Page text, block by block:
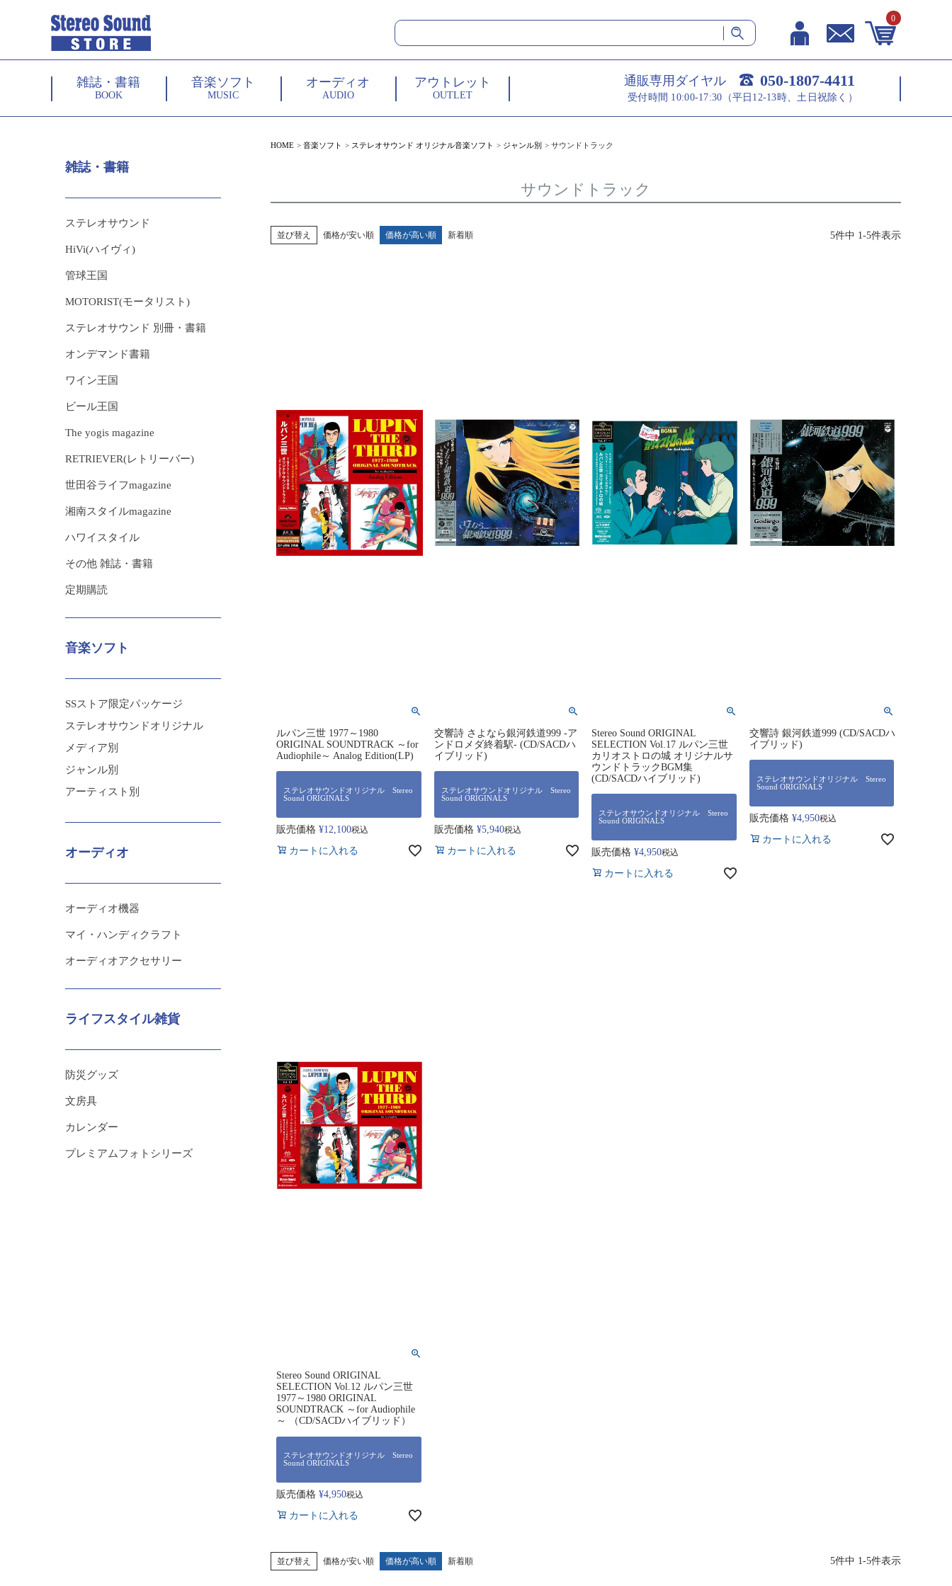
0
雑誌・書籍
BOOK
音楽ソフト
MUSIC
オーディオ
AUDIO
アウトレット
OUTLET
通販専用ダイヤル 050-1807-4411
受付時間 10:00-17:30（平日12-13時、土日祝除く）
雑誌・書籍
ステレオサウンド
HiVi(ハイヴィ)
管球王国
MOTORIST(モータリスト)
ステレオサウンド 別冊・書籍
オンデマンド書籍
ワイン王国
ビール王国
The yogis magazine
RETRIEVER(レトリーバー)
世田谷ライフmagazine
湘南スタイルmagazine
ハワイスタイル
その他 雑誌・書籍
定期購読
音楽ソフト
SSストア限定パッケージ
ステレオサウンドオリジナル
メディア別
ジャンル別
アーティスト別
オーディオ
オーディオ機器
マイ・ハンディクラフト
オーディオアクセサリー
ライフスタイル雑貨
防災グッズ
文房具
カレンダー
プレミアムフォトシリーズ
HOME 音楽ソフト ステレオサウンド オリジナル音楽ソフト ジャンル別 サウンドトラック
サウンドトラック
並び替え 価格が安い順 価格が高い順 新着順 5件中 1 -5件表示
ルパン三世 1977～1980
ORIGINAL SOUNDTRACK ～for
Audiophile～ Analog Edition(LP)
ステレオサウンドオリジナル Stereo
Sound ORIGINALS
販売価格 ¥12,100税込
カートに入れる
交響詩 さよなら銀河鉄道999 -ア
ンドロメダ終着駅- (CD/SACDハ
イブリッド)
ステレオサウンドオリジナル Stereo
Sound ORIGINALS
販売価格 ¥5,940税込
カートに入れる
Stereo Sound ORIGINAL
SELECTION Vol.17 ルパン三世
カリオストロの城 オリジナルサ
ウンドトラックBGM集
(CD/SACDハイブリッド)
ステレオサウンドオリジナル Stereo
Sound ORIGINALS
販売価格 ¥4,950税込
カートに入れる
交響詩 銀河鉄道999 (CD/SACDハ
イブリッド)
ステレオサウンドオリジナル Stereo
Sound ORIGINALS
販売価格 ¥4,950税込
カートに入れる
Stereo Sound ORIGINAL
SELECTION Vol.12 ルパン三世
1977～1980 ORIGINAL
SOUNDTRACK ～for Audiophile
～ （CD/SACDハイブリッド）
ステレオサウンドオリジナル Stereo
Sound ORIGINALS
販売価格 ¥4,950税込
カートに入れる
並び替え 価格が安い順 価格が高い順 新着順 5件中 1-5件表示